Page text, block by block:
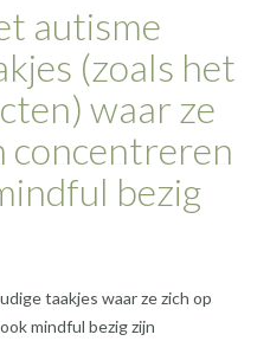
autisme
(zoals het
waar ze
concentreren
bezig
taakjes waar ze zich op
mindful bezig zijn